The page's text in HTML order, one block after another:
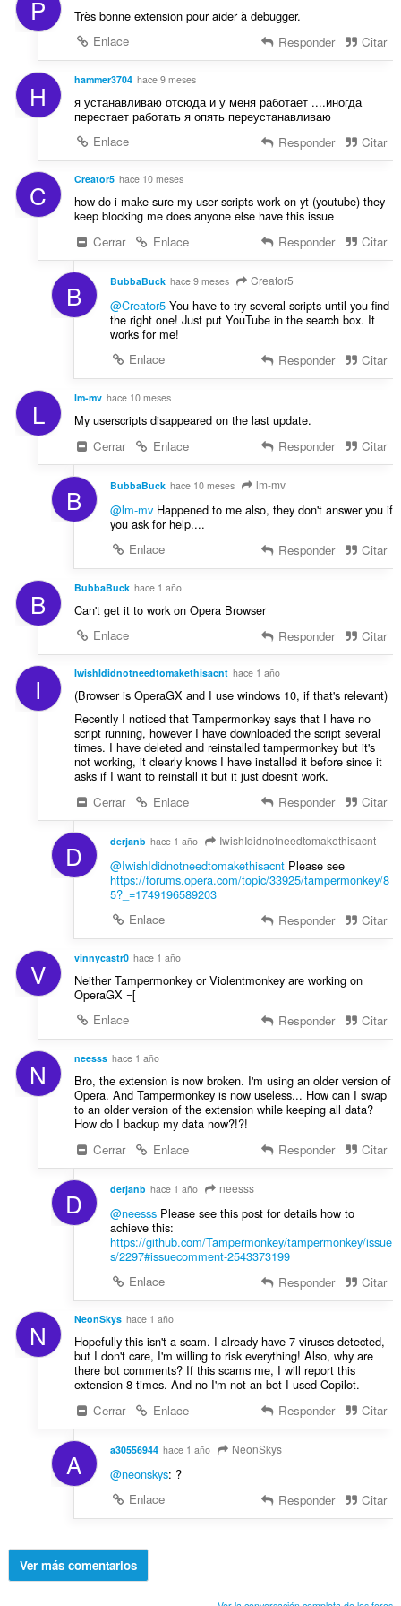
P
Très bonne extension pour aider à debugger.
Enlace
Responder Citar
H hammer3704 hace 9 meses
я устанавливаю отсюда и у меня работает ....иногда
перестает работать я опять переустанавливаю
Enlace
Responder Citar
C Creator5 hace 10 meses
how do i make sure my user scripts work on yt (youtube) they
keep blocking me does anyone else have this issue
Cerrar
Enlace Responder Citar
B BubbaBuck hace 9 meses Creator5
@Creator5You have to try several scripts until you find
the right one! Just put YouTube in the search box. It
works for me!
Enlace
Responder Citar
L lm-mv hace 10 meses
My userscripts disappeared on the last update.
Cerrar
Enlace Responder Citar
B BubbaBuck hace 10 meses lm-mv
@lm-mvHappened to me also, they don't answer you if
you ask for help....
Enlace
Responder Citar
B BubbaBuck hace 1 año
Can't get it to work on Opera Browser
Enlace
Responder Citar
I IwishIdidnotneedtomakethisacnt hace 1 año
(Browser is OperaGX and I use windows 10, if that's relevant)
Recently I noticed that Tampermonkey says that I have no
script running, however I have downloaded the script several
times. I have deleted and reinstalled tampermonkey but it's
not working, it clearly knows I have installed it before since it
asks if I want to reinstall it but it just doesn't work.
Cerrar
Enlace Responder Citar
D derjanb hace 1 año IwishIdidnotneedtomakethisacnt
@IwishIdidnotneedtomakethisacntPlease see
https://forums.opera.com/topic/33925/tampermonkey/8
5?_=1749196589203
Enlace
Responder Citar
V vinnycastr0 hace 1 año
Neither Tampermonkey or Violentmonkey are working on
OperaGX =[
Enlace
Responder Citar
N neesss hace 1 año
Bro, the extension is now broken. I'm using an older version of
Opera. And Tampermonkey is now useless... How can I swap
to an older version of the extension while keeping all data?
How do I backup my data now?!?!
Cerrar
Enlace Responder Citar
D derjanb hace 1 año neesss
@neesssPlease see this post for details how to
achieve this:
https://github.com/Tampermonkey/tampermonkey/issue
s/2297#issuecomment-2543373199
Enlace
Responder Citar
N NeonSkys hace 1 año
Hopefully this isn't a scam. I already have 7 viruses detected,
but I don't care, I'm willing to risk everything! Also, why are
there bot comments? If this scams me, I will report this
extension 8 times. And no I'm not an bot I used Copilot.
Cerrar
Enlace Responder Citar
A a30556944 hace 1 año NeonSkys
@neonskys: ?
Enlace
Responder Citar
Ver más comentarios